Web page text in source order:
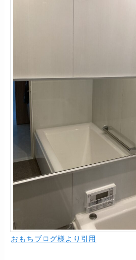
おもちブログ様より引用